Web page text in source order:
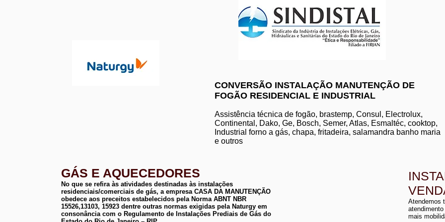
instalação de
conserto de aquecedor
manutenção de
instalação de
CONVERSÃO INSTALAÇÃO MANUTENÇÃO DE
FOGÃO RESIDENCIAL E INDUSTRIAL
Assistência técnica de fogão, brastemp, Consul, Electrolux,
Continental, Dako, Ge, Bosch, Semer, Atlas, Esmaltéc, cooktop,
Industrial forno a gás, chapa, fritadeira, salamandra banho maria
e outros
GÁS E AQUECEDORES
No que se refira às atividades destinadas às instalações
residenciais/comerciais de gás, a empresa CASA DA MANUTENÇÃO
obedece aos preceitos estabelecidos pela Norma ABNT NBR
15526,13103, 15923 dentre outras normas exigidas pela Naturgy em
consonância com o Regulamento de Instalações Prediais de Gás do
Atendemos
mais